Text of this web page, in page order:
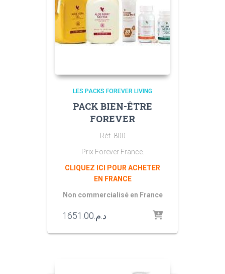
LES PACKS FOREVER LIVING
PACK BIEN-ÊTRE
FOREVER
Réf 800
Prix Forever France.
CLIQUEZ ICI POUR ACHETER
EN FRANCE
Non commercialisé en France
د.م. 1651.00